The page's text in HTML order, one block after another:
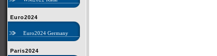
Euro2024
Euro2024 Germany
Paris2024